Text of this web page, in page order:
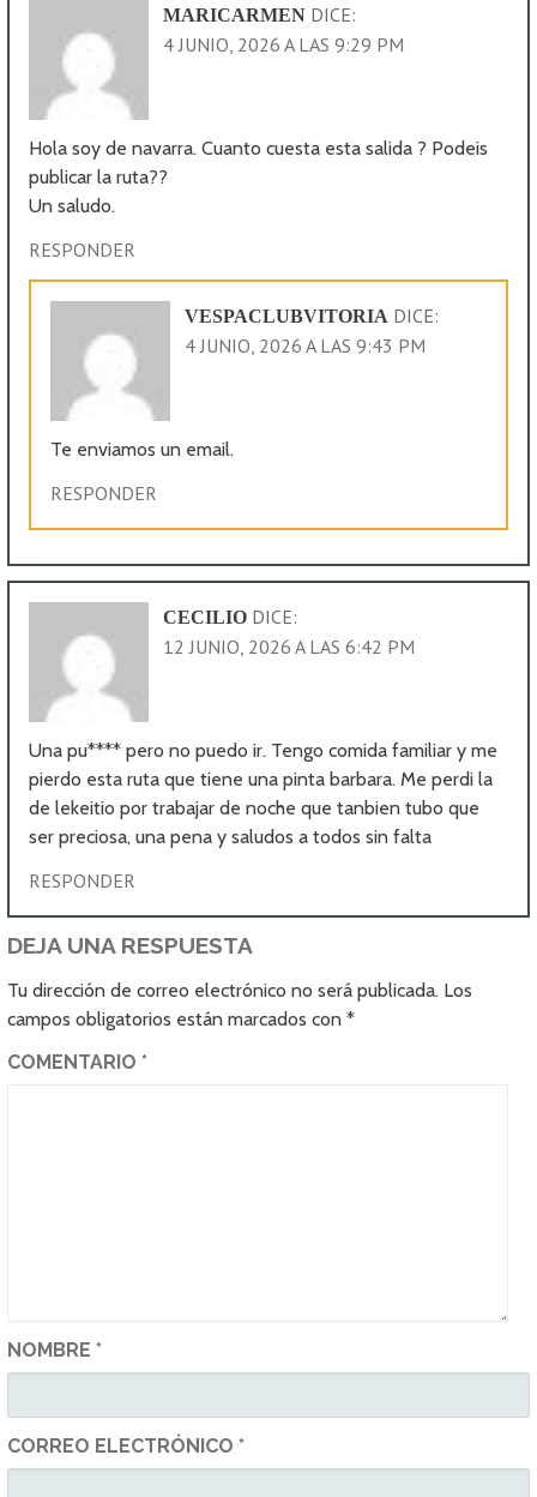
MARICARMEN DICE:
4 JUNIO, 2026 A LAS 9:29 PM
Hola soy de navarra. Cuanto cuesta esta salida ? Podeis
publicar la ruta??
Un saludo.
RESPONDER
VESPACLUBVITORIA DICE:
4 JUNIO, 2026 A LAS 9:43 PM
Te enviamos un email.
RESPONDER
CECILIO DICE:
12 JUNIO, 2026 A LAS 6:42 PM
Una pu**** pero no puedo ir. Tengo comida familiar y me
pierdo esta ruta que tiene una pinta barbara. Me perdi la
de lekeitio por trabajar de noche que tanbien tubo que
ser preciosa, una pena y saludos a todos sin falta
RESPONDER
DEJA UNA RESPUESTA
Tu dirección de correo electrónico no será publicada. Los
campos obligatorios están marcados con*
COMENTARIO*
NOMBRE*
CORREO ELECTRÓNICO*